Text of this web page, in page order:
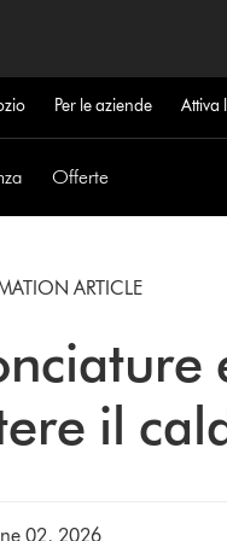
Per le aziende Attiva
Offerte
ARTICLE
il
02, 2026